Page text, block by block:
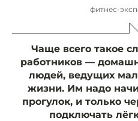
фитнес-
Чаще всего такое
работников —
людей, ведущих
жизни. Им надо
прогулок, и только
подключать